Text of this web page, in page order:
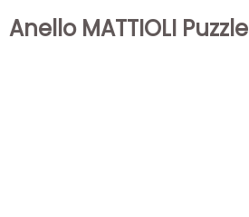
Anello MATTIOLI Puzzle